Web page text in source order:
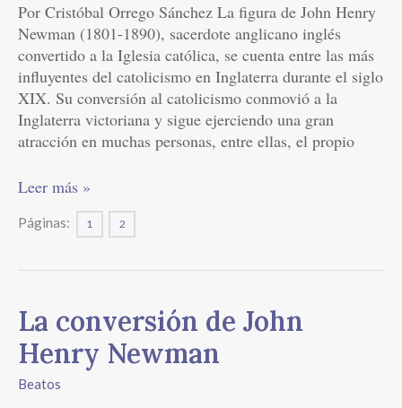
Por Cristóbal Orrego Sánchez La figura de John Henry
Newman (1801-1890), sacerdote anglicano inglés
convertido a la Iglesia católica, se cuenta entre las más
influyentes del catolicismo en Inglaterra durante el siglo
XIX. Su conversión al catolicismo conmovió a la
Inglaterra victoriana y sigue ejerciendo una gran
atracción en muchas personas, entre ellas, el propio
sombras
Leer más »
Páginas: 1 2
La conversión de John
Henry Newman
Beatos
La
conversión
de
John